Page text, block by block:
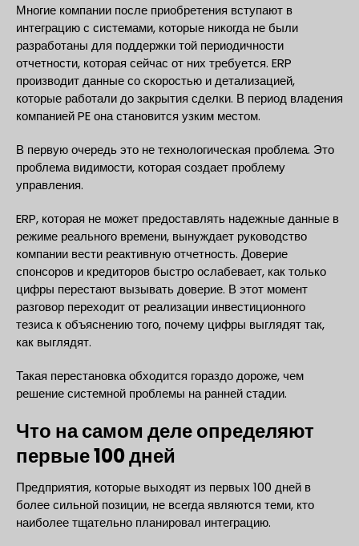
Многие компании после приобретения вступают в
интеграцию с системами, которые никогда не были
разработаны для поддержки той периодичности
отчетности, которая сейчас от них требуется. ERP
производит данные со скоростью и детализацией,
которые работали до закрытия сделки. В период владения
компанией PE она становится узким местом.
В первую очередь это не технологическая проблема. Это
проблема видимости, которая создает проблему
управления.
ERP, которая не может предоставлять надежные данные в
режиме реального времени, вынуждает руководство
компании вести реактивную отчетность. Доверие
спонсоров и кредиторов быстро ослабевает, как только
цифры перестают вызывать доверие. В этот момент
разговор переходит от реализации инвестиционного
тезиса к объяснению того, почему цифры выглядят так,
как выглядят.
Такая перестановка обходится гораздо дороже, чем
решение системной проблемы на ранней стадии.
Что на самом деле определяют
первые 100 дней
Предприятия, которые выходят из первых 100 дней в
более сильной позиции, не всегда являются теми, кто
наиболее тщательно планировал интеграцию.